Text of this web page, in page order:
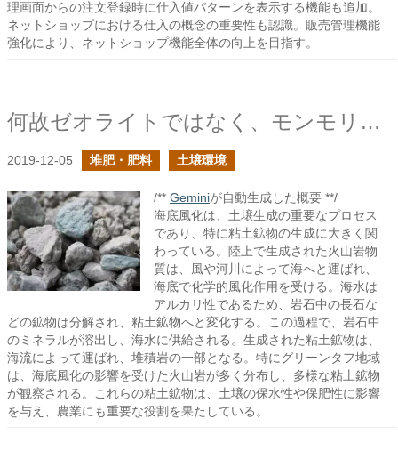
理画面からの注文登録時に仕入値パターンを表示する機能も追加。
ネットショップにおける仕入の概念の重要性も認識。販売管理機能
強化により、ネットショップ機能全体の向上を目指す。
何故ゼオライトではなく、モンモリロナイトを推すのか？
2019-12-05 堆肥・肥料 土壌環境
/** Geminiが自動生成した概要 **/
海底風化は、土壌生成の重要なプロセス
であり、特に粘土鉱物の生成に大きく関
わっている。陸上で生成された火山岩物
質は、風や河川によって海へと運ばれ、
海底で化学的風化作用を受ける。海水は
アルカリ性であるため、岩石中の長石な
どの鉱物は分解され、粘土鉱物へと変化する。この過程で、岩石中
のミネラルが溶出し、海水に供給される。生成された粘土鉱物は、
海流によって運ばれ、堆積岩の一部となる。特にグリーンタフ地域
は、海底風化の影響を受けた火山岩が多く分布し、多様な粘土鉱物
が観察される。これらの粘土鉱物は、土壌の保水性や保肥性に影響
を与え、農業にも重要な役割を果たしている。